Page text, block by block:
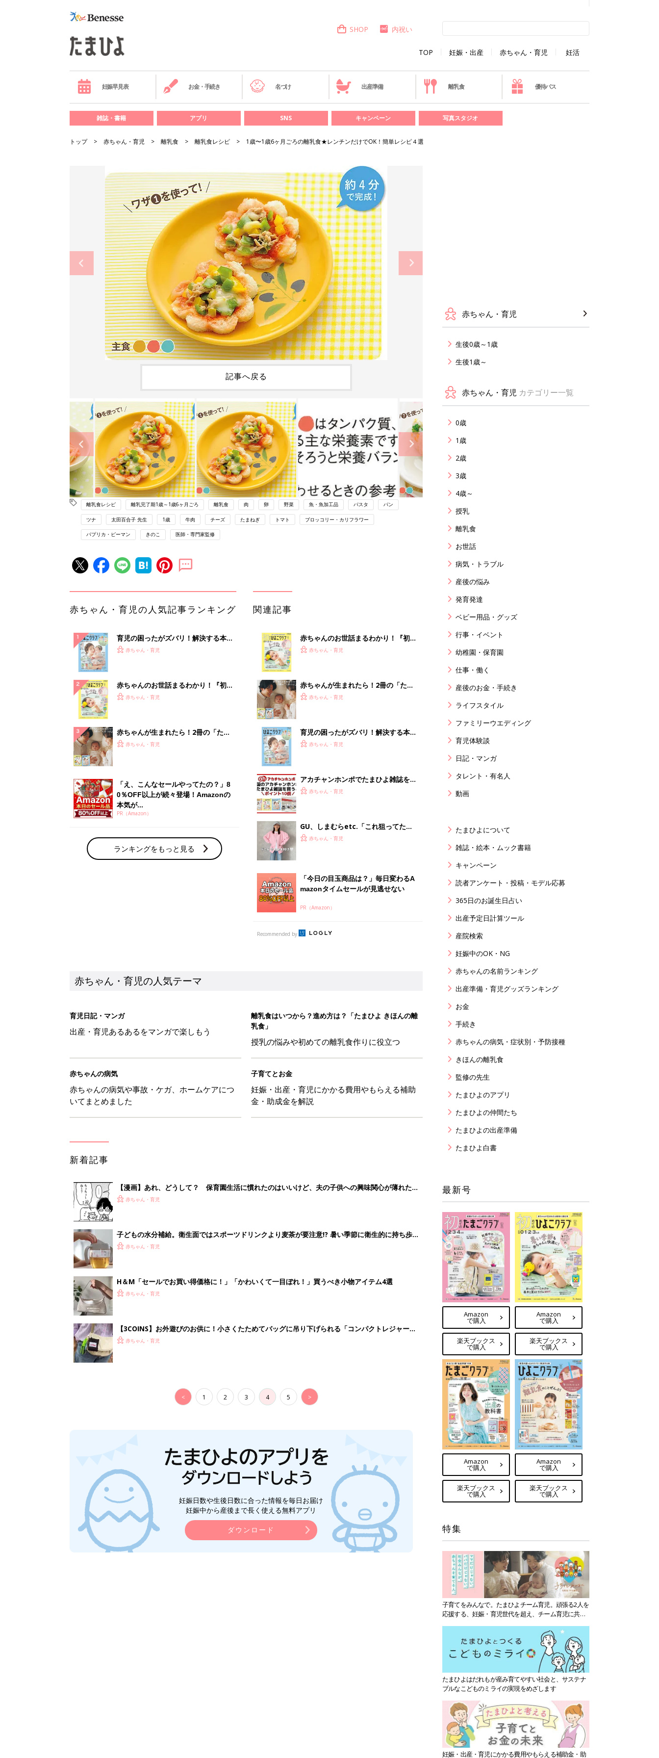
TOP 妊娠・出産 赤ちゃん・育児 妊活
SHOP 内祝い
妊娠早見表 お金・手続き 名づけ 出産準備 離乳食 優待パス
雑誌・書籍 アプリ SNS キャンペーン 写真スタジオ
トップ 赤ちゃん・育児 離乳食 離乳食レシピ 1歳〜1歳6ヶ月ごろの離乳食★レンチンだけでOK！簡単レシピ４選
記事へ戻る
離乳食レシピ 離乳完了期1歳～1歳6ヶ月ごろ 離乳食 肉 卵 野菜 魚・魚加工品 パスタ パン
ツナ 太田百合子 先生 1歳 牛肉 チーズ たまねぎ トマト ブロッコリー・カリフラワー
パプリカ・ピーマン きのこ 医師・専門家監修
赤ちゃん・育児の人気記事ランキング
育児の困ったがズバリ！解決する本
『ひよこクラブ 夏号』 4カ月～2才
赤ちゃん・育児
赤ちゃんのお世話まるわかり！『初め
てのひよこクラブ 夏号』〈巻頭大特
赤ちゃん・育児
赤ちゃんが生まれたら！2冊の「たま
ひよ」
赤ちゃん・育児
「え、こんなセールやってたの？」8
0％OFF以上が続々登場！Amazonの
本気が...
PR（Amazon）
ランキングをもっと見る
関連記事
赤ちゃんのお世話まるわかり！『初め
てのひよこクラブ 夏号』〈巻頭大特
赤ちゃん・育児
赤ちゃんが生まれたら！2冊の「たま
ひよ」
赤ちゃん・育児
育児の困ったがズバリ！解決する本
『ひよこクラブ 秋号』 4カ月～2才
赤ちゃん・育児
アカチャンホンポでたまひよ雑誌を買
うとポイント10倍【期間限定】
赤ちゃん・育児
GU、しまむらetc.「これ狙ってた」
「色味が可愛すぎる」先取りコーデが
赤ちゃん・育児
「今日の目玉商品は？」毎日変わるA
mazonタイムセールが見逃せない
PR（Amazon）
Recommended by
赤ちゃん・育児の人気テーマ
育児日記・マンガ
出産・育児あるあるをマンガで楽しもう
離乳食はいつから？進め方は？「たまひよ きほんの離
乳食」
授乳の悩みや初めての離乳食作りに役立つ
赤ちゃんの病気
赤ちゃんの病気や事故・ケガ、ホームケアにつ
いてまとめました
子育てとお金
妊娠・出産・育児にかかる費用やもらえる補助
金・助成金を解説
新着記事
【漫画】あれ、どうして？ 保育園生活に慣れたのはいいけど、夫の子供への興味関心が薄れた気
がする……！『ふうふう子育て ＃91』
赤ちゃん・育児
子どもの水分補給。衛生面ではスポーツドリンクより麦茶が要注意!? 暑い季節に衛生的に持ち歩
く3つのコツとは？【専門家監修】
赤ちゃん・育児
H＆М「セールでお買い得価格に！」「かわいくて一目ぼれ！」買うべき小物アイテム4選
赤ちゃん・育児
【3COINS】お外遊びのお供に！小さくたためてバッグに吊り下げられる「コンパクトレジャーシ
ート」
赤ちゃん・育児
< 1 2 3 4 5 >
妊娠日数や生後日数に合った情報を毎日お届け
妊娠中から産後まで長く使える無料アプリ
ダウンロード
赤ちゃん・育児
生後0歳～1歳
生後1歳～
赤ちゃん・育児 カテゴリー一覧
0歳
1歳
2歳
3歳
4歳～
授乳
離乳食
お世話
病気・トラブル
産後の悩み
発育発達
ベビー用品・グッズ
行事・イベント
幼稚園・保育園
仕事・働く
産後のお金・手続き
ライフスタイル
ファミリーウエディング
育児体験談
日記・マンガ
タレント・有名人
動画
たまひよについて
雑誌・絵本・ムック書籍
キャンペーン
読者アンケート・投稿・モデル応募
365日のお誕生日占い
出産予定日計算ツール
産院検索
妊娠中のOK・NG
赤ちゃんの名前ランキング
出産準備・育児グッズランキング
お金
手続き
赤ちゃんの病気・症状別・予防接種
きほんの離乳食
監修の先生
たまひよのアプリ
たまひよの仲間たち
たまひよの出産準備
たまひよ白書
最新号
Amazon
で購入
楽天ブックス
で購入
Amazon
で購入
楽天ブックス
で購入
Amazon
で購入
楽天ブックス
で購入
Amazon
で購入
楽天ブックス
で購入
特集
子育てをみんなで。たまひよチーム育児。頑張る2人を
応援する、妊娠・育児世代を超え、チーム育児に共感
たまひよはだれもが産み育てやすい社会と、サステナ
ブルなこどものミライの実現をめざします
妊娠・出産・育児にかかる費用やもらえる補助金・助